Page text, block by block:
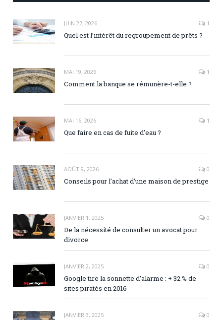
JUIN 27, 2026 1
Quel est l’intérêt du regroupement de prêts ?
MAI 19, 2026 1
Comment la banque se rémunère-t-elle ?
MAI 16, 2026 1
Que faire en cas de fuite d’eau ?
AOÛT 9, 2026 0
Conseils pour l’achat d’une maison de prestige
JANVIER 1, 2025 0
De la nécessité de consulter un avocat pour
divorce
JANVIER 2, 2025 0
Google tire la sonnette d’alarme : + 32 % de
sites piratés en 2016
JANVIER 3, 2025 0